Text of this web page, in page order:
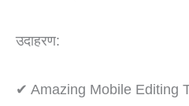
उदाहरण:
✔ Amazing Mobile Editing